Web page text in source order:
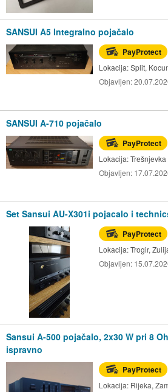
SANSUI A5 Integralno pojačalo
PayProtect
Lokacija:Split,
Objavljen:
SANSUI A-710 pojačalo
PayProtect
Lokacija:Trešnjevka
Objavljen:
Set Sansui AU-X301i pojacalo i
PayProtect
Lokacija:Trogir,
Objavljen:
Sansui A-500 pojačalo, 2x30 W pri 8
ispravno
PayProtect
Lokacija: Rijeka,